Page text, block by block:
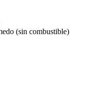
(sin combustible)